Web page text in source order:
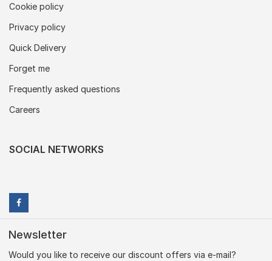
Cookie policy
Privacy policy
Quick Delivery
Forget me
Frequently asked questions
Careers
SOCIAL NETWORKS
Newsletter
Would you like to receive our discount offers via e-mail?